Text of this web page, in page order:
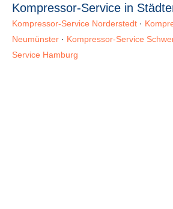
Kompressor-Service in
Kompressor-Service Norderstedt ·
Neumünster · Kompressor-Service
Service Hamburg